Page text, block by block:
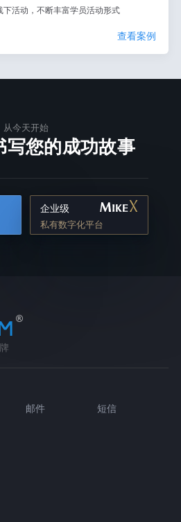
活动，不断丰富学员活动形式
查看案例
从今天开始
写您的成功故事
企业级
私有数字化平台
邮件
短信